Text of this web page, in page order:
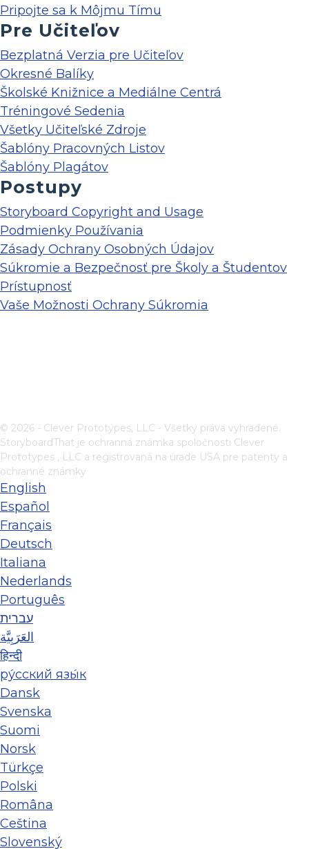
Pripojte sa k Môjmu Tímu
Pre Učiteľov
Bezplatná Verzia pre Učiteľov
Okresné Balíky
Školské Knižnice a Mediálne Centrá
Tréningové Sedenia
Všetky Učiteľské Zdroje
Šablóny Pracovných Listov
Šablóny Plagátov
Postupy
Storyboard Copyright and Usage
Podmienky Používania
Zásady Ochrany Osobných Údajov
Súkromie a Bezpečnosť pre Školy a Študentov
Prístupnosť
Vaše Možnosti Ochrany Súkromia
© 2026 - Clever Prototypes, LLC - Všetky práva vyhradené.
StoryboardThat je ochranná známka spoločnosti Clever
Prototypes , LLC a registrovaná na úrade USA pre patenty a
ochranné známky
English
Español
Français
Deutsch
Italiana
Nederlands
Português
עברית
العَرَبِيَّة
हिन्दी
ру́сский язы́к
Dansk
Svenska
Suomi
Norsk
Türkçe
Polski
Româna
Ceština
Slovenský